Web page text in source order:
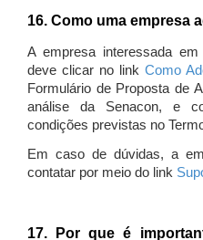
16. Como uma empresa
A empresa interessada
deve clicar no link Como
Formulário de Proposta de
análise da Senacon, e
condições previstas no
Em caso de dúvidas, a
contatar por meio do link
17. Por que é